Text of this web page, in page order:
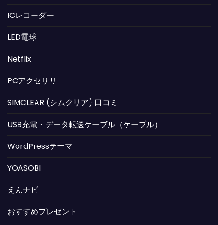
ICレコーダー
LED電球
Netflix
PCアクセサリ
SIMCLEAR (シムクリア) 口コミ
USB充電・データ転送ケーブル（ケーブル）
WordPressテーマ
YOASOBI
えんナビ
おすすめプレゼント